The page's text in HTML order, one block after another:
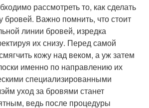
рассмотреть то, как сделать
Важно помнить, что стоит
линии бровей, изредка
их снизу. Перед самой
кожу над веком, а уж затем
именно по направлению их
специализированными
уход за бровями станет
ведь после процедуры